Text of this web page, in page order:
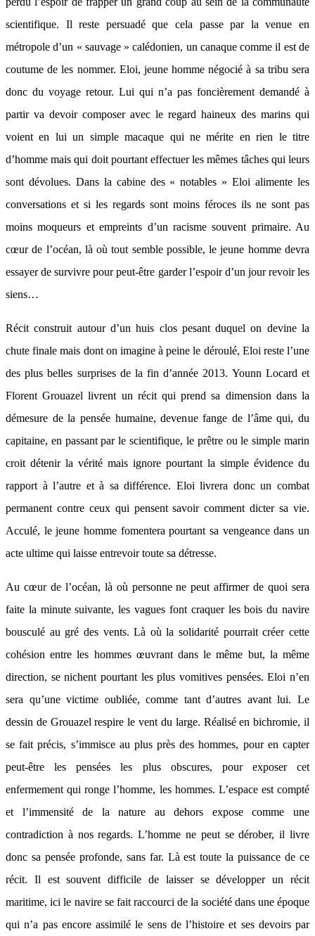
scientifique. Il reste persuadé que cela passe par la venue en
métropole d’un « sauvage » calédonien, un canaque comme il est de
coutume de les nommer. Eloi, jeune homme négocié à sa tribu sera
donc du voyage retour. Lui qui n’a pas foncièrement demandé à
partir va devoir composer avec le regard haineux des marins qui
voient en lui un simple macaque qui ne mérite en rien le titre
d’homme mais qui doit pourtant effectuer les mêmes tâches qui leurs
sont dévolues. Dans la cabine des « notables » Eloi alimente les
conversations et si les regards sont moins féroces ils ne sont pas
moins moqueurs et empreints d’un racisme souvent primaire. Au
cœur de l’océan, là où tout semble possible, le jeune homme devra
essayer de survivre pour peut-être garder l’espoir d’un jour revoir les
siens…
Récit construit autour d’un huis clos pesant duquel on devine la
chute finale mais dont on imagine à peine le déroulé, Eloi reste l’une
des plus belles surprises de la fin d’année 2013. Younn Locard et
Florent Grouazel livrent un récit qui prend sa dimension dans la
démesure de la pensée humaine, devenue fange de l’âme qui, du
capitaine, en passant par le scientifique, le prêtre ou le simple marin
croit détenir la vérité mais ignore pourtant la simple évidence du
rapport à l’autre et à sa différence. Eloi livrera donc un combat
permanent contre ceux qui pensent savoir comment dicter sa vie.
Acculé, le jeune homme fomentera pourtant sa vengeance dans un
acte ultime qui laisse entrevoir toute sa détresse.
Au cœur de l’océan, là où personne ne peut affirmer de quoi sera
faite la minute suivante, les vagues font craquer les bois du navire
bousculé au gré des vents. Là où la solidarité pourrait créer cette
cohésion entre les hommes œuvrant dans le même but, la même
direction, se nichent pourtant les plus vomitives pensées. Eloi n’en
sera qu’une victime oubliée, comme tant d’autres avant lui. Le
dessin de Grouazel respire le vent du large. Réalisé en bichromie, il
se fait précis, s’immisce au plus près des hommes, pour en capter
peut-être les pensées les plus obscures, pour exposer cet
enfermement qui ronge l’homme, les hommes. L’espace est compté
et l’immensité de la nature au dehors expose comme une
contradiction à nos regards. L’homme ne peut se dérober, il livre
donc sa pensée profonde, sans far. Là est toute la puissance de ce
récit. Il est souvent difficile de laisser se développer un récit
maritime, ici le navire se fait raccourci de la société dans une époque
qui n’a pas encore assimilé le sens de l’histoire et ses devoirs par